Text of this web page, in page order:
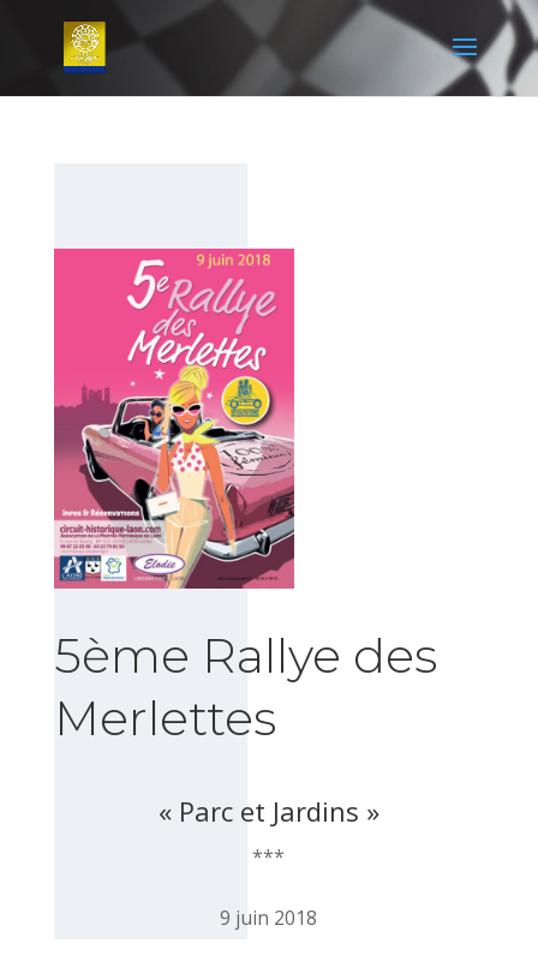
5ème Rallye des
Merlettes
« Parc et Jardins »
***
9 juin 2018